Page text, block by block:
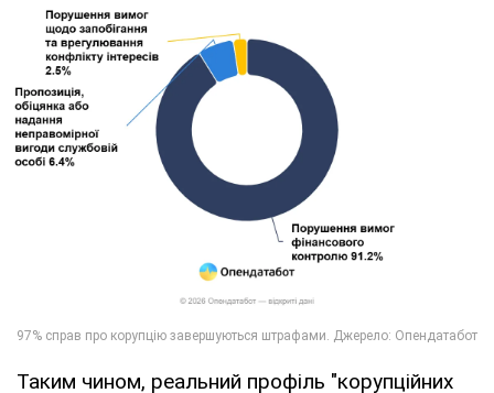
Таким чином, реальний профіль "корупційних